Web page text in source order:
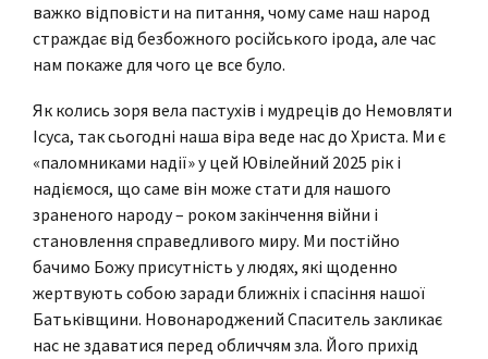
важко відповісти на питання, чому саме наш народ
страждає від безбожного російського ірода, але час
нам покаже для чого це все було.
Як колись зоря вела пастухів і мудреців до Немовляти
Ісуса, так сьогодні наша віра веде нас до Христа. Ми є
«паломниками надії» у цей Ювілейний 2025 рік і
надіємося, що саме він може стати для нашого
зраненого народу – роком закінчення війни і
становлення справедливого миру. Ми постійно
бачимо Божу присутність у людях, які щоденно
жертвують собою заради ближніх і спасіння нашої
Батьківщини. Новонароджений Спаситель закликає
нас не здаватися перед обличчям зла. Його прихід